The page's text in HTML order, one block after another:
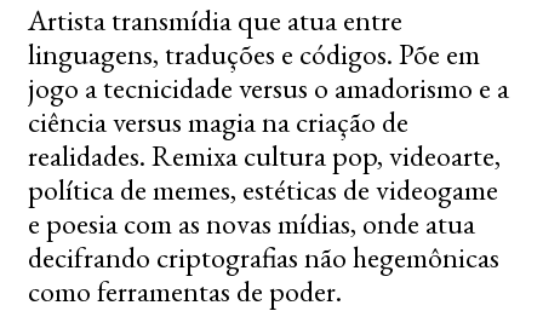
Artista transmídia que atua entre
linguagens, traduções e códigos. Põe em
jogo a tecnicidade versus o amadorismo e a
ciência versus magia na criação de
realidades. Remixa cultura pop, videoarte,
política de memes, estéticas de videogame
e poesia com as novas mídias, onde atua
decifrando criptografias não hegemônicas
como ferramentas de poder.